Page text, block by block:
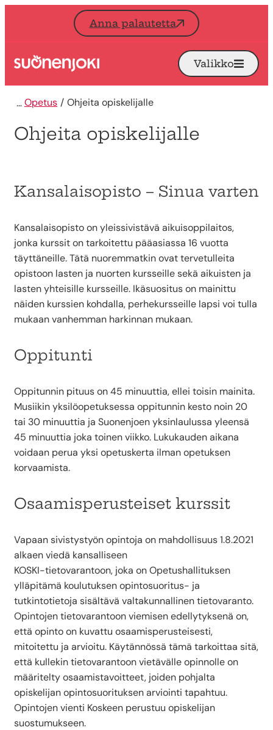
Siirry sisältöön
Anna palautetta
Etusivu Avaa
Valikko
Opetus Ohjeita opiskelijalle
Ohjeita opiskelijalle
Kansalaisopisto – Sinua varten
Kansalaisopisto on yleissivistävä aikuisoppilaitos,
jonka kurssit on tarkoitettu pääasiassa 16 vuotta
täyttäneille. Tätä nuoremmatkin ovat tervetulleita
opistoon lasten ja nuorten kursseille sekä aikuisten ja
lasten yhteisille kursseille. Ikäsuositus on mainittu
näiden kurssien kohdalla, perhekursseille lapsi voi tulla
mukaan vanhemman harkinnan mukaan.
Oppitunti
Oppitunnin pituus on 45 minuuttia, ellei toisin mainita.
Musiikin yksilöopetuksessa oppitunnin kesto noin 20
tai 30 minuuttia ja Suonenjoen yksinlaulussa yleensä
45 minuuttia joka toinen viikko. Lukukauden aikana
voidaan perua yksi opetuskerta ilman opetuksen
korvaamista.
Osaamisperusteiset kurssit
Vapaan sivistystyön opintoja on mahdollisuus 1.8.2021
alkaen viedä kansalliseen
KOSKI-tietovarantoon, joka on Opetushallituksen
ylläpitämä koulutuksen opintosuoritus- ja
tutkintotietoja sisältävä valtakunnallinen tietovaranto.
Opintojen tietovarantoon viemisen edellytyksenä on,
että opinto on kuvattu osaamisperusteisesti,
mitoitettu ja arvioitu. Käytännössä tämä tarkoittaa sitä,
että kullekin tietovarantoon vietävälle opinnolle on
määritelty osaamistavoitteet, joiden pohjalta
opiskelijan opintosuorituksen arviointi tapahtuu.
Opintojen vienti Koskeen perustuu opiskelijan
suostumukseen.